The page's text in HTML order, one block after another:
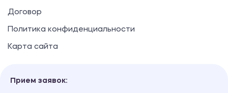
Договор
Политика конфиденциальности
Карта сайта
Прием заявок: